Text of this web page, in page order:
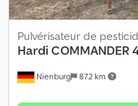
Nienburg 872 km
Pulvérisateur de
HardiCOMMANDER